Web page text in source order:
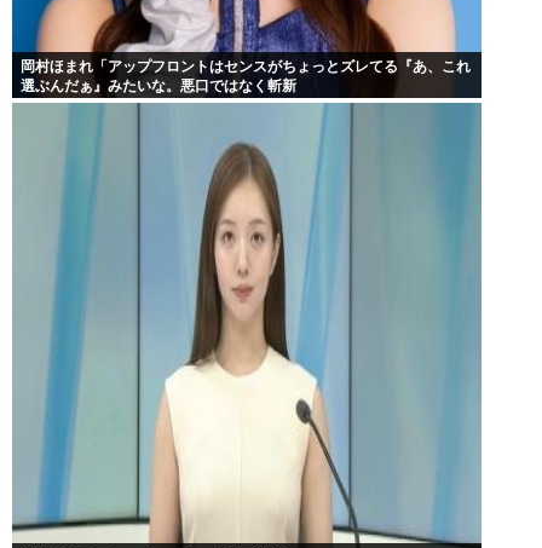
岡村ほまれ「アップフロントはセンスがちょっとズレてる『あ、これ
選ぶんだぁ』みたいな。悪口ではなく斬新